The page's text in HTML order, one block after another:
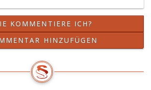
bildet,
eine
Verwaltungsübertretung
und
ist
Geldstrafe
KOMMENTIERE ICH?
HINZUFÜGEN